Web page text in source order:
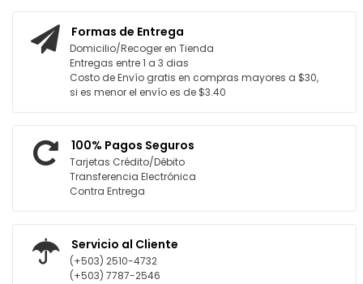
Formas de Entrega
Domicilio/Recoger en Tienda
Entregas entre 1 a 3 dias
Costo de Envío gratis en compras mayores a $30,
si es menor el envío es de $3.40
100% Pagos Seguros
Tarjetas Crédito/Débito
Transferencia Electrónica
Contra Entrega
Servicio al Cliente
(+503) 2510-4732
(+503) 7787-2546